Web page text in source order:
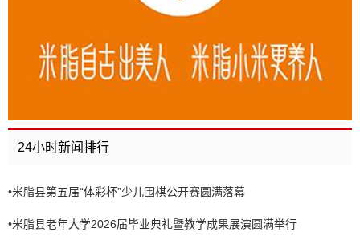
24小时新闻排行
•米脂县第五届“体彩杯”少儿围棋公开赛圆满落幕
•米脂县老年大学2026届毕业典礼暨教学成果展演圆满举行